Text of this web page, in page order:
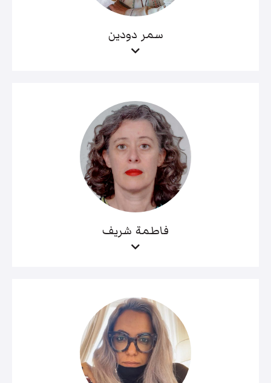
سمر دودين
فاطمة شريف